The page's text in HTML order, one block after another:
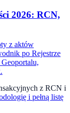
2026: RCN,
z aktów
po Rejestrze
z RCN i
i pełną listę